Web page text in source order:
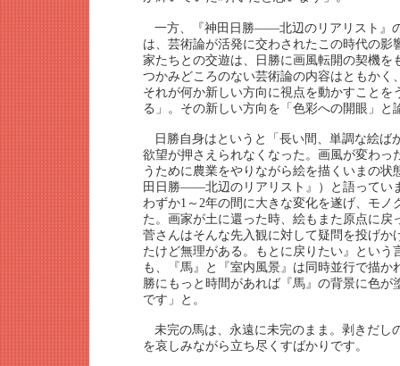
一方、『神田日勝――北辺のリアリスト』
は、芸術論が活発に交わされたこの時代の影
家たちとの交遊は、日勝に画風転開の契機を
つかみどころのない芸術論の内容はともかく
それが何か新しい方向に視点を動かすことを
る」。その新しい方向を「色彩への開眼」と
日勝自身はというと「長い間、単調な絵ば
欲望が押さえられなくなった。画風が変わっ
うために農業をやりながら絵を描くいまの状
田日勝――北辺のリアリスト』）と語ってい
わずか1～2年の間に大きな変化を遂げ、モ
た。画家が土に還った時、絵もまた原点に戻
菅さんはそんな先入観に対して疑問を投げか
たけど無理がある。もとに戻りたい』という
も、『馬』と『室内風景』は同時並行で描か
勝にもっと時間があれば『馬』の背景に色が
です」と。
未完の馬は、永遠に未完のまま。剥きだし
を哀しみながら立ち尽くすばかりです。